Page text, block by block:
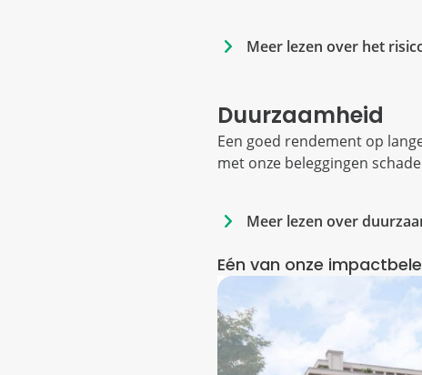
Meer lezen over het
Duurzaamheid
Een goed rendement op
met onze beleggingen
Meer lezen over
Eén van onze